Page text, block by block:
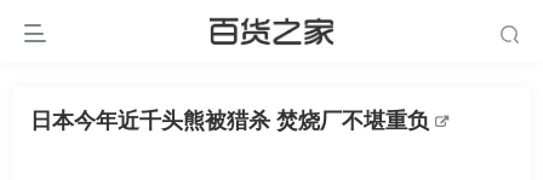
日本今年近千头熊被猎杀 焚烧厂不堪重负